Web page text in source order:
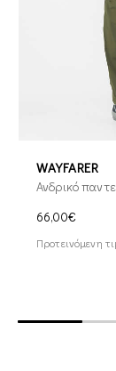
WAYFARER
Ανδρικό
66,00€
Προτεινόμενη